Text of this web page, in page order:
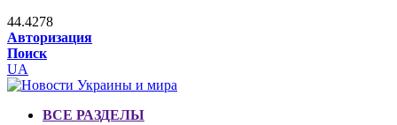
44.4278
Авторизация
Поиск
UA
ВСЕ РАЗДЕЛЫ